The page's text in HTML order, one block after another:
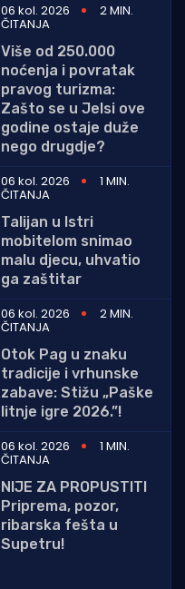
06 kol. 2026
2 MIN.
ČITANJA
Više od 250.000
noćenja i povratak
pravog turizma:
Zašto se u Jelsi ove
godine ostaje duže
nego drugdje?
06 kol. 2026
1 MIN.
ČITANJA
Talijan u Istri
mobitelom snimao
malu djecu, uhvatio
ga zaštitar
06 kol. 2026
2 MIN.
ČITANJA
Otok Pag u znaku
tradicije i vrhunske
zabave: Stižu „Paške
litnje igre 2026.”!
06 kol. 2026
1 MIN.
ČITANJA
NIJE ZA PROPUSTITI
Priprema, pozor,
ribarska fešta u
Supetru!